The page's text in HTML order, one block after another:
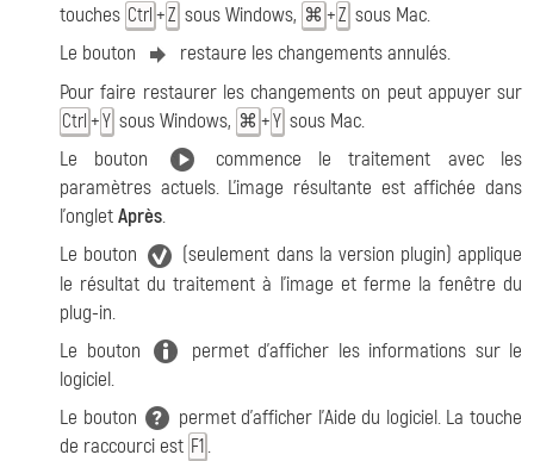
touches Ctrl +Z sous Windows, ⌘ +Z sous Mac.
Le bouton
restaure les changements annulés.
Pour faire restaurer les changements on peut appuyer sur
Ctrl +Y sous Windows, ⌘ +Y sous Mac.
Le bouton
commence le traitement avec les
paramètres actuels. L'image résultante est affichée dans
l'ongletAprès.
Le bouton
(seulement dans la version plugin) applique
le résultat du traitement à l'image et ferme la fenêtre du
plug-in.
Le bouton
permet d'afficher les informations sur le
logiciel.
Le bouton
permet d'afficher l'Aide du logiciel. La touche
de raccourci est F1 .